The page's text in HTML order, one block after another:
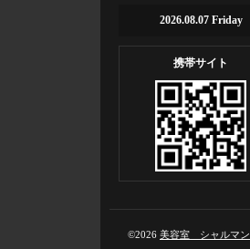
2026.08.07 Friday
携帯サイト
©2026 美容室 シャルマン